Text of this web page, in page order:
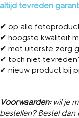
altijd tevreden
✔ op alle
✔ hoogste kwaliteit
✔ met uiterste zorg
✔ toch niet
✔ nieuw product bij
Voorwaarden: wil je
bestellen? Bestel dan